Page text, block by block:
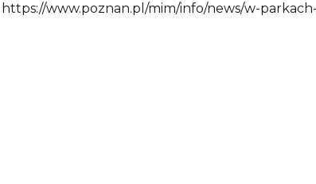
www.poznan.pl/mim/info/news/w-